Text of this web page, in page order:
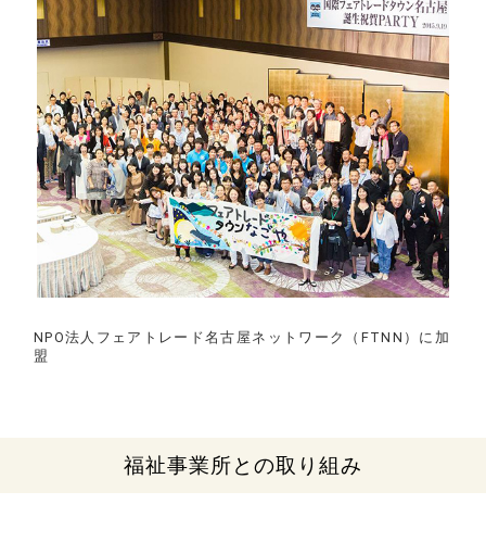
NPO法人フェアトレード名古屋ネットワーク（FTNN）に加
盟
福祉事業所との取り組み